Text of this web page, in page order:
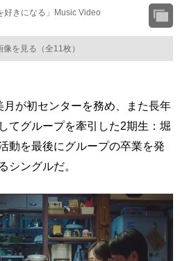
像を見る（全11枚）
好きになる」Music Video
が初センターを務め、また長年
てグループを牽引した2期生：堀
動を最後にグループの卒業を発
シングルだ。